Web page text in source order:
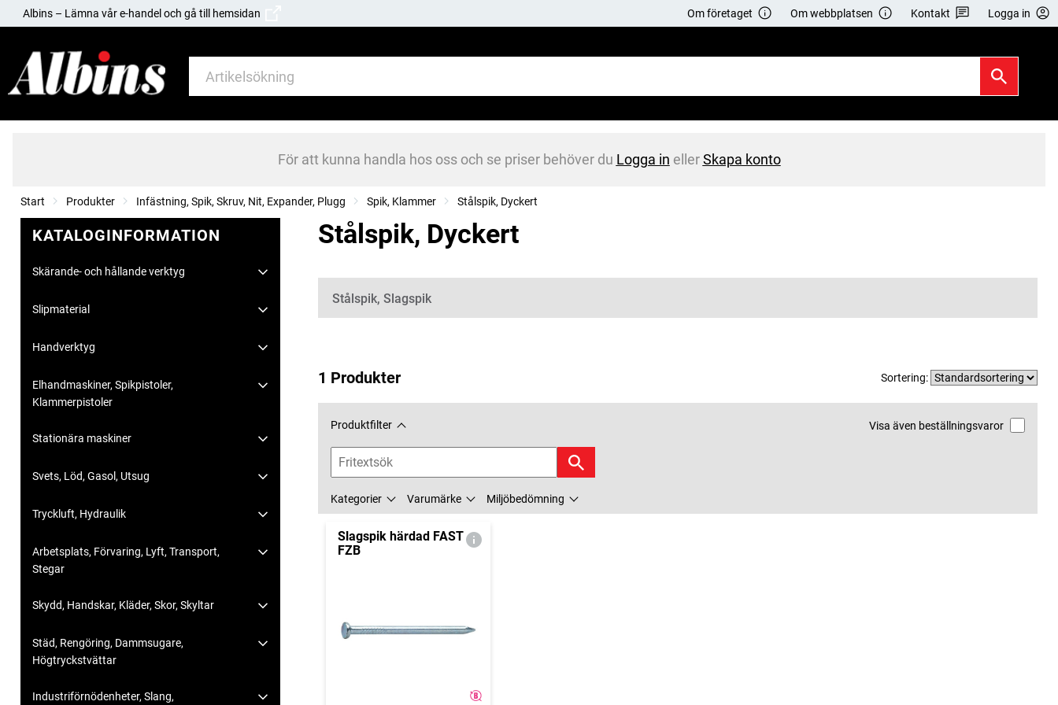
Albins – Lämna vår e-handel och gå till hemsidan Om företaget Om webbplatsen Kontakt Logga in
För att kunna handla hos oss och se priser behöver du Logga in ellerSkapa konto
Start Produkter Infästning, Spik, Skruv, Nit, Expander, Plugg Spik, Klammer Stålspik, Dyckert
KATALOGINFORMATION
Skärande- och hållande verktyg
Slipmaterial
Handverktyg
Elhandmaskiner, Spikpistoler,
Klammerpistoler
Stationära maskiner
Svets, Löd, Gasol, Utsug
Tryckluft, Hydraulik
Arbetsplats, Förvaring, Lyft, Transport,
Stegar
Skydd, Handskar, Kläder, Skor, Skyltar
Städ, Rengöring, Dammsugare,
Högtryckstvättar
Industriförnödenheter, Slang,
Stålspik, Dyckert
Kategorier
Stålspik, Slagspik
1 Produkter Sortering:
Produktfilter Visa även beställningsvaror
Kategorier Varumärke Miljöbedömning
Slagspik härdad FAST
FZB